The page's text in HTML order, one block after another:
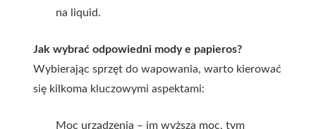
na liquid.
Jak wybrać odpowiedni mody e papieros?
Wybierając sprzęt do wapowania, warto kierować
się kilkoma kluczowymi aspektami:
Moc urządzenia – im wyższa moc, tym